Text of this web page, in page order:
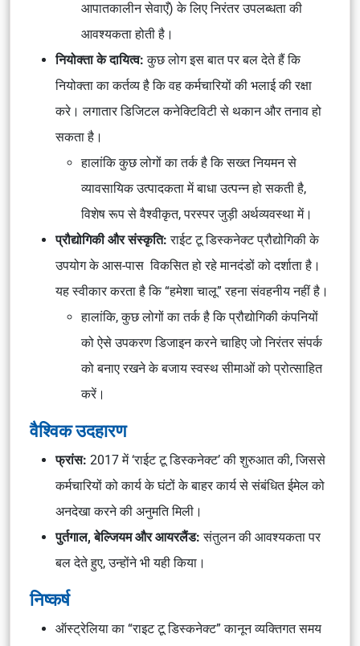
आपातकालीन सेवाएँ) के लिए निरंतर उपलब्धता की
आवश्यकता होती है।
नियोक्ता के दायित्व:कुछ लोग इस बात पर बल देते हैं कि
नियोक्ता का कर्तव्य है कि वह कर्मचारियों की भलाई की रक्षा
करे। लगातार डिजिटल कनेक्टिविटी से थकान और तनाव हो
सकता है।
हालांकि कुछ लोगों का तर्क है कि सख्त नियमन से
व्यावसायिक उत्पादकता में बाधा उत्पन्न हो सकती है,
विशेष रूप से वैश्वीकृत, परस्पर जुड़ी अर्थव्यवस्था में।
प्रौद्योगिकी और संस्कृति:राईट टू डिस्कनेक्ट प्रौद्योगिकी के
उपयोग के आस-पास विकसित हो रहे मानदंडों को दर्शाता है।
यह स्वीकार करता है कि “हमेशा चालू” रहना संवहनीय नहीं है।
हालांकि, कुछ लोगों का तर्क है कि प्रौद्योगिकी कंपनियों
को ऐसे उपकरण डिजाइन करने चाहिए जो निरंतर संपर्क
को बनाए रखने के बजाय स्वस्थ सीमाओं को प्रोत्साहित
करें।
वैश्विक उदहारण
फ्रांस: 2017 में ‘राईट टू डिस्कनेक्ट’ की शुरुआत की, जिससे
कर्मचारियों को कार्य के घंटों के बाहर कार्य से संबंधित ईमेल को
अनदेखा करने की अनुमति मिली।
पुर्तगाल, बेल्जियम और आयरलैंड: संतुलन की आवश्यकता पर
बल देते हुए, उन्होंने भी यही किया।
निष्कर्ष
ऑस्ट्रेलिया का “राइट टू डिस्कनेक्ट” कानून व्यक्तिगत समय